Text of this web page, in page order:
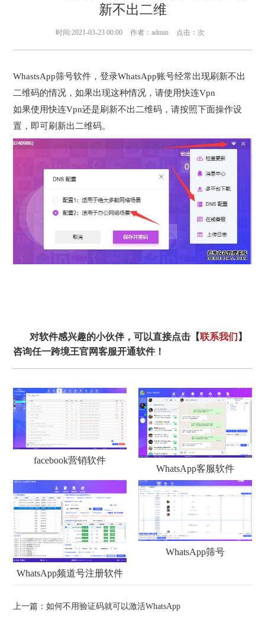
新不出二维
时间:2021-03-23 00:00 作者：admin 点击： 次
WhastsApp筛号软件，登录WhatsApp账号经常出现刷新不出
二维码的情况，如果出现这种情况，请使用快连Vpn
如果使用快连Vpn还是刷新不出二维码，请按照下面操作设
置，即可刷新出二维码。
对软件感兴趣的小伙伴，可以直接点击【联系我们 】
咨询任一跨境王官网客服开通软件！
facebook营销软件
WhatsApp客服软件
WhatsApp频道号注册软件
WhatsApp筛号
上一篇：如何不用验证码就可以激活WhatsApp